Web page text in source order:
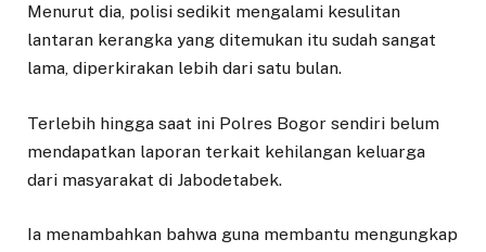
Menurut dia, polisi sedikit mengalami kesulitan
lantaran kerangka yang ditemukan itu sudah sangat
lama, diperkirakan lebih dari satu bulan.
Terlebih hingga saat ini Polres Bogor sendiri belum
mendapatkan laporan terkait kehilangan keluarga
dari masyarakat di Jabodetabek.
Ia menambahkan bahwa guna membantu mengungkap